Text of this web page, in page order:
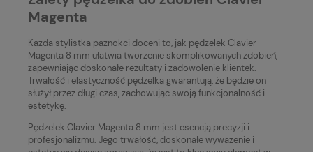
Magenta
Każda stylistka paznokci doceni to, jak pędzelek Clavier
Magenta 8 mm ułatwia tworzenie skomplikowanych zdobień,
zapewniając doskonałe rezultaty i zadowolenie klientek.
Trwałość i elastyczność pędzelka gwarantują, że będzie on
służył przez długi czas, zachowując swoją funkcjonalność i
estetykę.
Pędzelek Clavier Magenta 8 mm jest esencją precyzji i
profesjonalizmu. Jego trwałość, doskonałe wyważenie i